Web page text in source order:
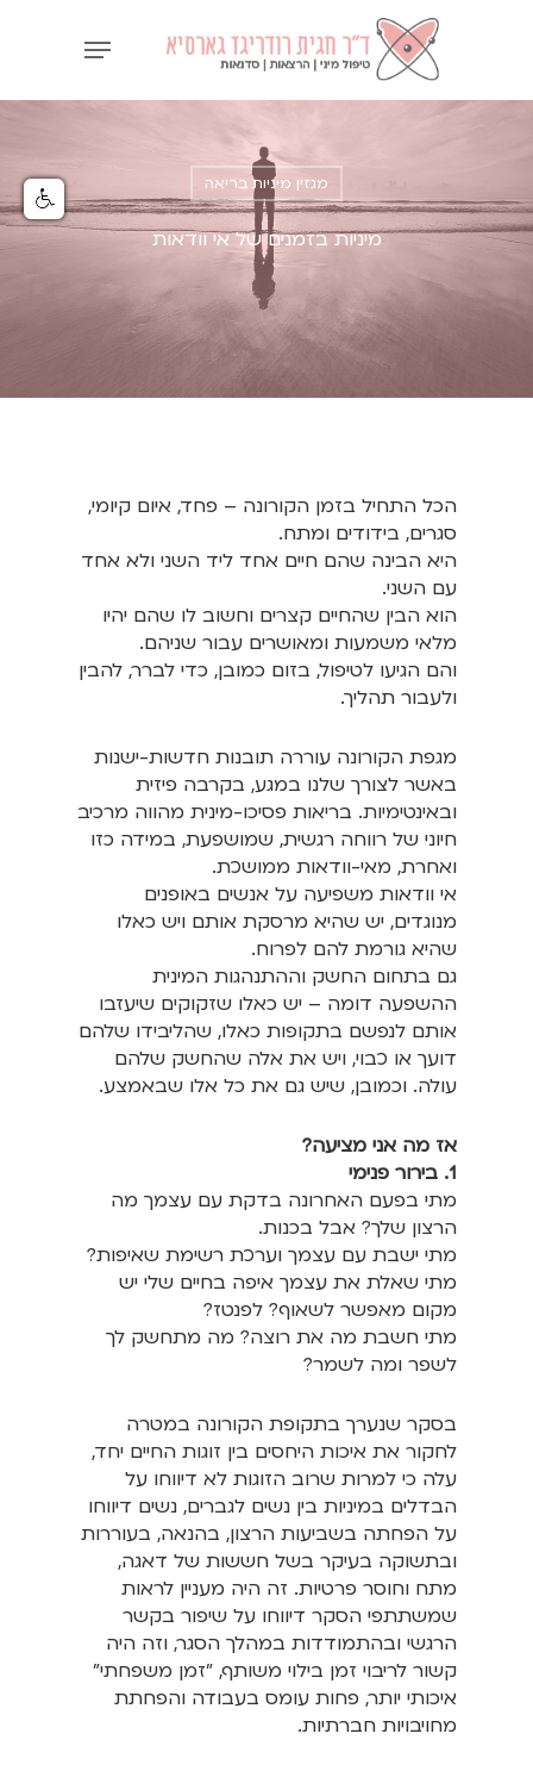
content
Menu
מגזין מיניות בריאה
מיניות בזמנים של אי וודאות
הכל התחיל בזמן הקורונה – פחד, איום קיומי,
סגרים, בידודים ומתח.
היא הבינה שהם חיים אחד ליד השני ולא אחד
עם השני.
הוא הבין שהחיים קצרים וחשוב לו שהם יהיו
מלאי משמעות ומאושרים עבור שניהם.
והם הגיעו לטיפול, בזום כמובן, כדי לברר, להבין
ולעבור תהליך.
מגפת הקורונה עוררה תובנות חדשות-ישנות
באשר לצורך שלנו במגע, בקרבה פיזית
ובאינטימיות. בריאות פסיכו-מינית מהווה מרכיב
חיוני של רווחה רגשית, שמושפעת, במידה כזו
ואחרת, מאי-וודאות ממושכת.
אי וודאות משפיעה על אנשים באופנים
מנוגדים, יש שהיא מרסקת אותם ויש כאלו
שהיא גורמת להם לפרוח.
גם בתחום החשק וההתנהגות המינית
ההשפעה דומה – יש כאלו שזקוקים שיעזבו
אותם לנפשם בתקופות כאלו, שהליבידו שלהם
דועך או כבוי, ויש את אלה שהחשק שלהם
עולה. וכמובן, שיש גם את כל אלו שבאמצע.
אז מה אני מציעה?
1. בירור פנימי
מתי בפעם האחרונה בדקת עם עצמך מה
הרצון שלך? אבל בכנות.
מתי ישבת עם עצמך וערכת רשימת שאיפות?
מתי שאלת את עצמך איפה בחיים שלי יש
מקום מאפשר לשאוף? לפנטז?
מתי חשבת מה את רוצה? מה מתחשק לך
לשפר ומה לשמר?
בסקר שנערך בתקופת הקורונה במטרה
לחקור את איכות היחסים בין זוגות החיים יחד,
עלה כי למרות שרוב הזוגות לא דיווחו על
הבדלים במיניות בין נשים לגברים, נשים דיווחו
על הפחתה בשביעות הרצון, בהנאה, בעוררות
ובתשוקה בעיקר בשל חששות של דאגה,
מתח וחוסר פרטיות. זה היה מעניין לראות
שמשתתפי הסקר דיווחו על שיפור בקשר
הרגשי ובהתמודדות במהלך הסגר, וזה היה
קשור לריבוי זמן בילוי משותף, "זמן משפחתי"
איכותי יותר, פחות עומס בעבודה והפחתת
מחויבויות חברתיות.